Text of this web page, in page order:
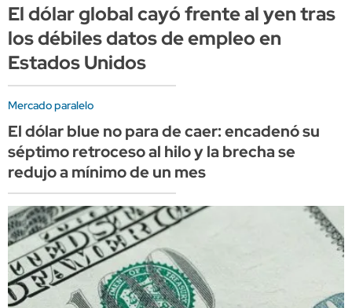
El dólar global cayó frente al yen tras
los débiles datos de empleo en
Estados Unidos
Mercado paralelo
El dólar blue no para de caer: encadenó su
séptimo retroceso al hilo y la brecha se
redujo a mínimo de un mes